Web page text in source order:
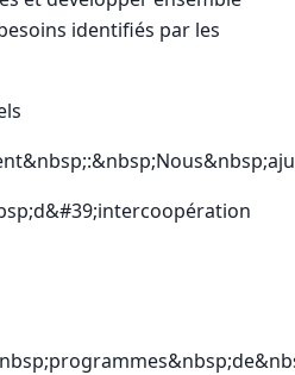
identifiés par les